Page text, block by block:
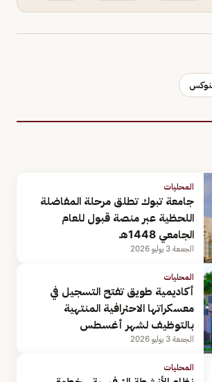
المحليات
جامعة تبوك تطلق مرحلة المفاضلة
اللحظية عبر منصة قبول للعام
الجامعي 1448هـ
الجمعة 3 يوليو 2026
المحليات
أكاديمية طويق تفتح التسجيل في
معسكراتها الاحترافية المنتهية
بالتوظيف لشهر أغسطس
الجمعة 3 يوليو 2026
المحليات